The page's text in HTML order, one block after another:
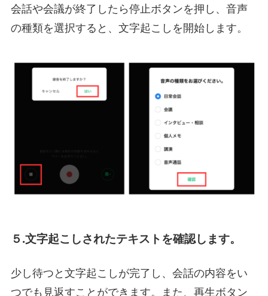
会話や会議が終了したら停止ボタンを押し、音声
の種類を選択すると、文字起こしを開始します。
５.文字起こしされたテキストを確認します。
少し待つと文字起こしが完了し、会話の内容をい
つでも見返すことができます。また、再生ボタン